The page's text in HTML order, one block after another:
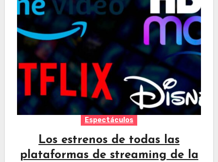
Espectáculos
Los estrenos de todas las
plataformas de streaming de la